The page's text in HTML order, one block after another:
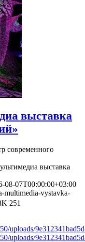
выставка
современного
выставка
08-07T00:00:00+03:00
multimedia-vystavka-
251
uploads/
uploads/